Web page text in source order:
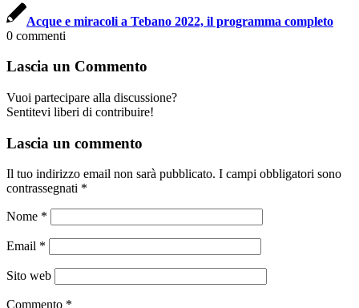
Acque e miracoli a Tebano 2022, il programma completo
0 commenti
Lascia un Commento
Vuoi partecipare alla discussione?
Sentitevi liberi di contribuire!
Lascia un commento
Il tuo indirizzo email non sarà pubblicato. I campi obbligatori sono
contrassegnati *
Nome *
Email *
Sito web
Commento *